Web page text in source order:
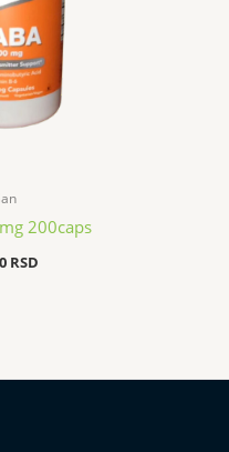
200caps
RSD